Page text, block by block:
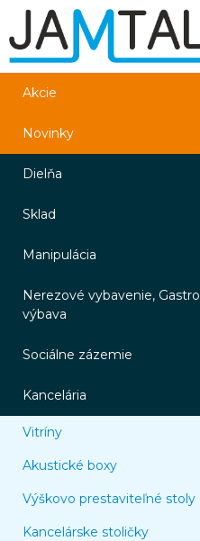
Akcie
Novinky
Dielňa
Sklad
Manipulácia
Nerezové vybavenie, Gastro
výbava
Sociálne zázemie
Kancelária
Vitríny
Akustické boxy
Výškovo prestaviteľné stoly
Kancelárske stoličky